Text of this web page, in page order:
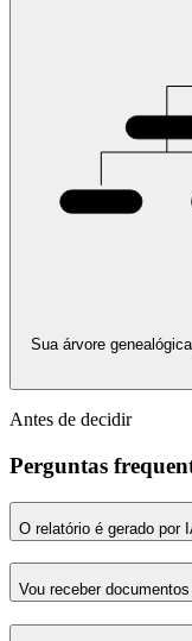
Sua árvore
Antes de decidir
Perguntas
O relatório é gerado por
Vou receber